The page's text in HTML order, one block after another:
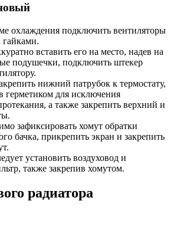
охлаждения подключить вентиляторы
гайками.
вставить его на место, надев на
подушечки, подключить штекер
нижний патрубок к термостату,
герметиком для исключения
а также закрепить верхний и
зафиксировать хомут обратки
бачка, прикрепить экран и закрепить
установить воздуховод и
также закрепив хомутом.
радиатора